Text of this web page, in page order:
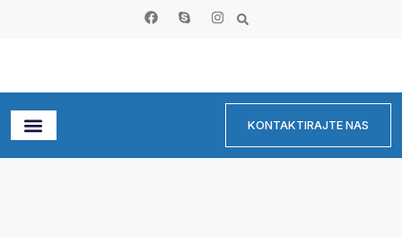
KONTAKTIRAJTE NAS